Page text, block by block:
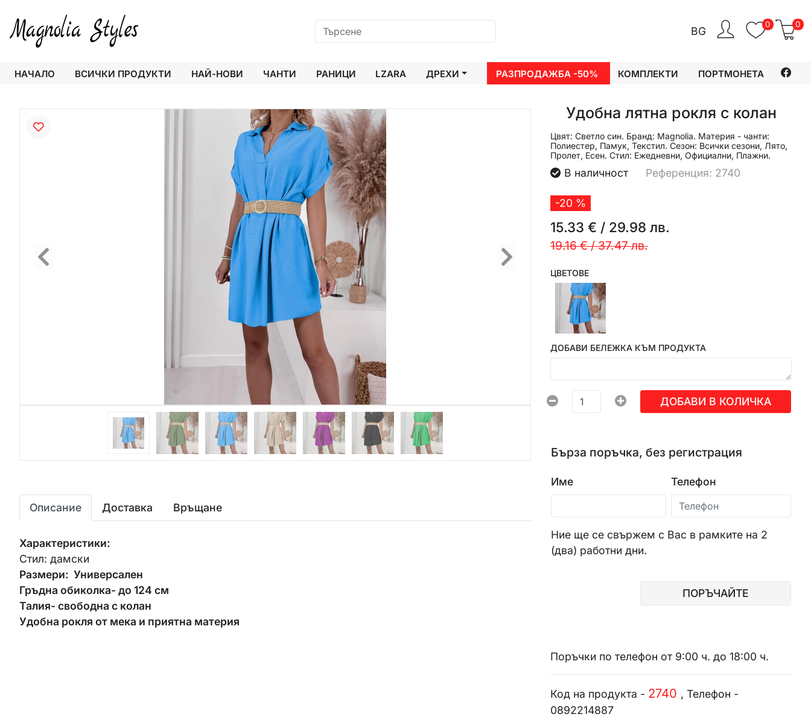
BG
0 0
НАЧАЛО ВСИЧКИ ПРОДУКТИ НАЙ-НОВИ ЧАНТИ РАНИЦИ LZARA ДРЕХИ РАЗПРОДАЖБА -50% КОМПЛЕКТИ ПОРТМОНЕТА
Удобна лятна рокля с колан
Цвят: Светло син. Бранд: Magnolia. Материя - чанти:
Полиестер, Памук, Текстил. Сезон: Всички сезони, Лято,
Пролет, Есен. Стил: Ежедневни, Официални, Плажни.
В наличност Референция: 2740
-20 %
15.33 € / 29.98 лв.
19.16 €/37.47 лв.
ЦВЕТОВЕ
ДОБАВИ БЕЛЕЖКА КЪМ ПРОДУКТА
ДОБАВИ В КОЛИЧКА
Бърза поръчка, без регистрация
Име Телефон
Ние ще се свържем с Вас в рамките на 2
(два) работни дни.
ПОРЪЧАЙТЕ
Поръчки по телефон от 9:00 ч. до 18:00 ч.
Код на продукта - 2740 , Телефон -
0892214887
Описание Доставка Връщане
Характеристики:
Стил: дамски
Размери: Универсален
Гръдна обиколка- до 124 см
Талия- свободна с колан
Удобна рокля от мека и приятна материя